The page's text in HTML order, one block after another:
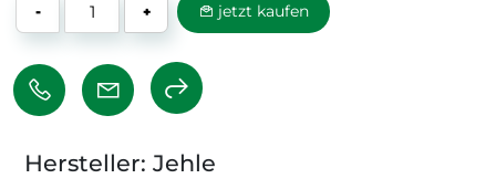
- + jetzt kaufen
Hersteller: Jehle